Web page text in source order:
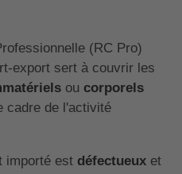
(RC Pro)
export sert à couvrir les
ou corporels
cadre de l'activité
importé est défectueuxet